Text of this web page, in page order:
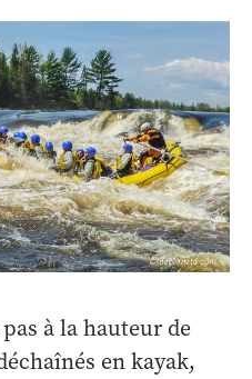
à la hauteur de
en kayak,